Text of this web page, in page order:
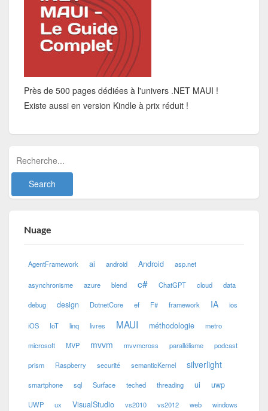
Près de 500 pages dédiées à l'univers .NET MAUI !
Existe aussi en version Kindle à prix réduit !
Nuage
AgentFramework ai android Android asp.net
asynchronisme azure blend c# ChatGPT cloud data
debug design DotnetCore ef F# framework IA ios
iOS IoT linq livres MAUI méthodologie metro
microsoft MVP mvvm mvvmcross parallélisme podcast
prism Raspberry securité semanticKernel silverlight
smartphone sql Surface teched threading ui uwp
UWP ux VisualStudio vs2010 vs2012 web windows